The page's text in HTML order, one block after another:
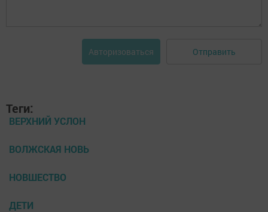
Авторизоваться Отправить
Теги:
ВЕРХНИЙ УСЛОН
ВОЛЖСКАЯ НОВЬ
НОВШЕСТВО
ДЕТИ